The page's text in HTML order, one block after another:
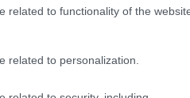
related to functionality of the
related to personalization.